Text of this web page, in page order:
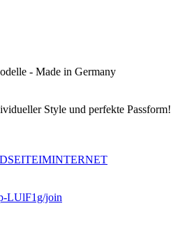
- Made in Germany
Style und perfekte Passform!
LUlF1g/join